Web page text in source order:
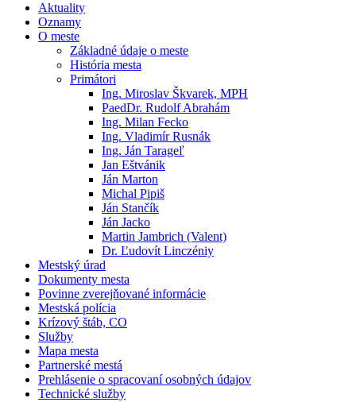
Aktuality
Oznamy
O meste
Základné údaje o meste
História mesta
Primátori
Ing. Miroslav Škvarek, MPH
PaedDr. Rudolf Abrahám
Ing. Milan Fecko
Ing. Vladimír Rusnák
Ing. Ján Tarageľ
Jan Eštvánik
Ján Marton
Michal Pipiš
Ján Stančík
Ján Jacko
Martin Jambrich (Valent)
Dr. Ľudovít Linczéniy
Mestský úrad
Dokumenty mesta
Povinne zverejňované informácie
Mestská polícia
Krízový štáb, CO
Služby
Mapa mesta
Partnerské mestá
Prehlásenie o spracovaní osobných údajov
Technické služby